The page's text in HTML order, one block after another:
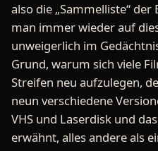
also die „Sammelliste“
man immer wieder auf
unweigerlich im
Grund, warum sich viele
Streifen neu aufzulegen,
neun verschiedene
VHS und Laserdisk und
erwähnt, alles andere als